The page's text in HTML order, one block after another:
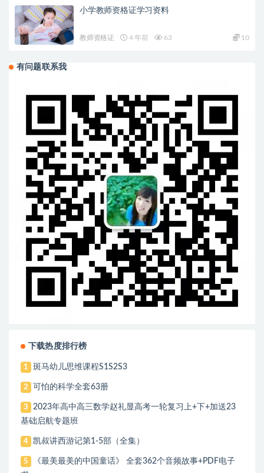
小学教师资格证学习资料
教师资格证 4 年前 63 10
有问题联系我
下载热度排行榜
1 斑马幼儿思维课程S1S2S3
2 可怕的科学全套63册
3
2023年高中高三数学赵礼显高考一轮复习上+下+加送23
基础启航专题班
4 凯叔讲西游记第1-5部（全集）
5
《最美最美的中国童话》 全套362个音频故事+PDF电子